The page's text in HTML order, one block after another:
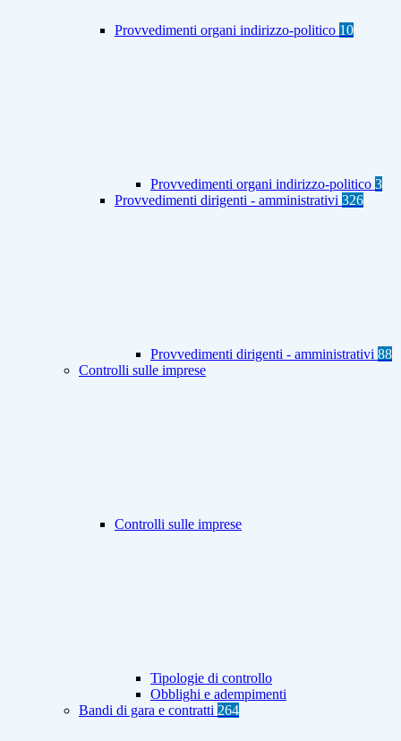
Provvedimenti organi indirizzo-politico 10
Provvedimenti organi indirizzo-politico 3
Provvedimenti dirigenti - amministrativi 326
Provvedimenti dirigenti - amministrativi 88
Controlli sulle imprese
Controlli sulle imprese
Tipologie di controllo
Obblighi e adempimenti
Bandi di gara e contratti 264